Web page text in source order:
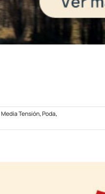
Media Tensión,Poda,